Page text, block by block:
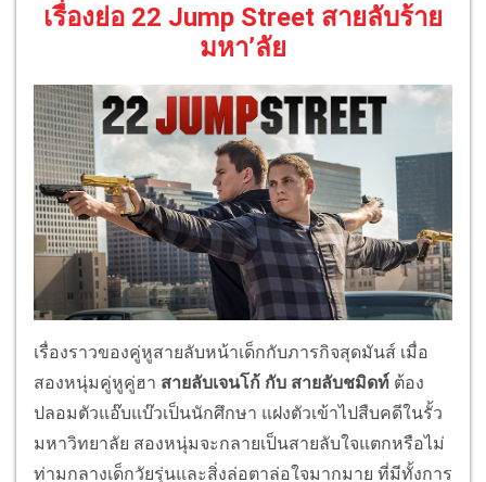
เรื่องย่อ 22 Jump Street สายลับร้าย
มหา’ลัย
เรื่องราวของคู่หูสายลับหน้าเด็กกับภารกิจสุดมันส์ เมื่อ
สองหนุ่มคู่หูคู่ฮา สายลับเจนโก้ กับ สายลับชมิดท์ ต้อง
ปลอมตัวแอ๊บแบ๊วเป็นนักศึกษา แฝงตัวเข้าไปสืบคดีในรั้ว
มหาวิทยาลัย สองหนุ่มจะกลายเป็นสายลับใจแตกหรือไม่
ท่ามกลางเด็กวัยรุ่นและสิ่งล่อตาล่อใจมากมาย ที่มีทั้งการ